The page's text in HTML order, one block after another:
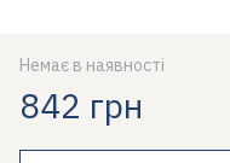
Немає в наявності
842 грн